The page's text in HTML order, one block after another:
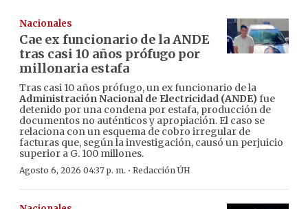
Nacionales
Cae ex funcionario de la ANDE
tras casi 10 años prófugo por
millonaria estafa
Tras casi 10 años prófugo, un ex funcionario de la
Administración Nacional de Electricidad (ANDE)fue
detenido por una condena por estafa, producción de
documentos no auténticos y apropiación. El caso se
relaciona con un esquema de cobro irregular de
facturas que, según la investigación, causó un perjuicio
superior a G. 100 millones.
Agosto 6, 2026 04:37 p. m. · Redacción ÚH